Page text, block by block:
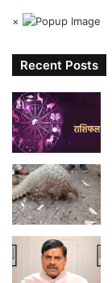
×
Recent Posts